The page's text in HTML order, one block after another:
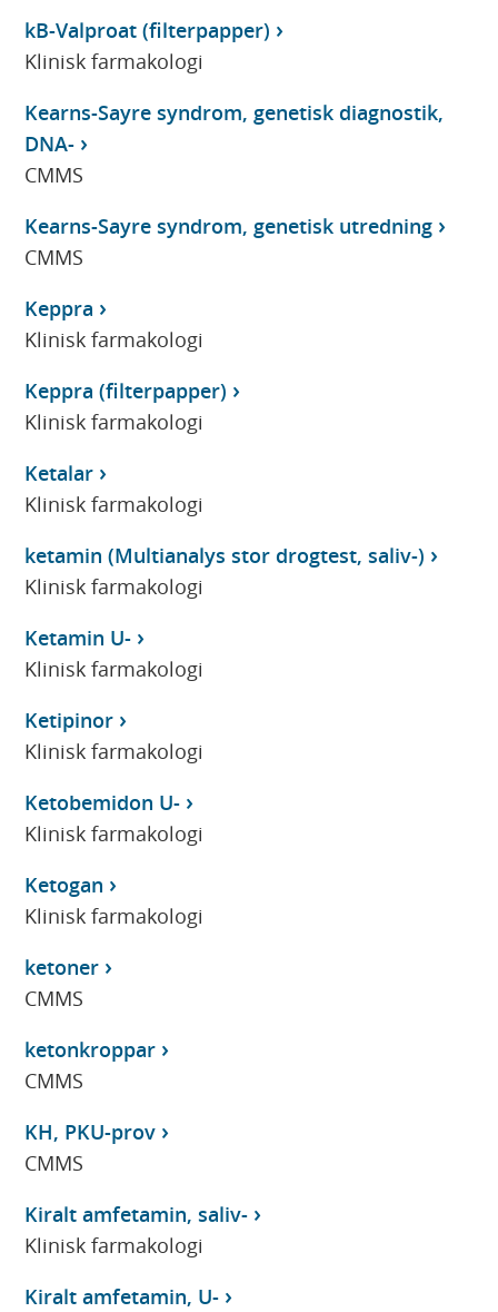
kB-Valproat (filterpapper)
Klinisk farmakologi
Kearns-Sayre syndrom, genetisk diagnostik,
DNA-
CMMS
Kearns-Sayre syndrom, genetisk utredning
CMMS
Keppra
Klinisk farmakologi
Keppra (filterpapper)
Klinisk farmakologi
Ketalar
Klinisk farmakologi
ketamin (Multianalys stor drogtest, saliv-)
Klinisk farmakologi
Ketamin U-
Klinisk farmakologi
Ketipinor
Klinisk farmakologi
Ketobemidon U-
Klinisk farmakologi
Ketogan
Klinisk farmakologi
ketoner
CMMS
ketonkroppar
CMMS
KH, PKU-prov
CMMS
Kiralt amfetamin, saliv-
Klinisk farmakologi
Kiralt amfetamin, U-